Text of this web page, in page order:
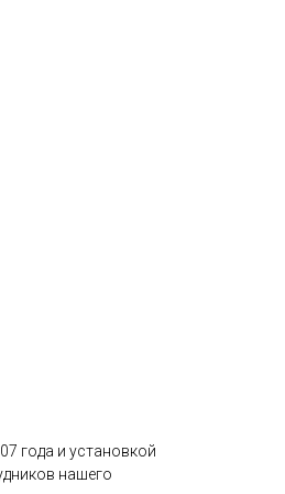
года и установкой
нашего